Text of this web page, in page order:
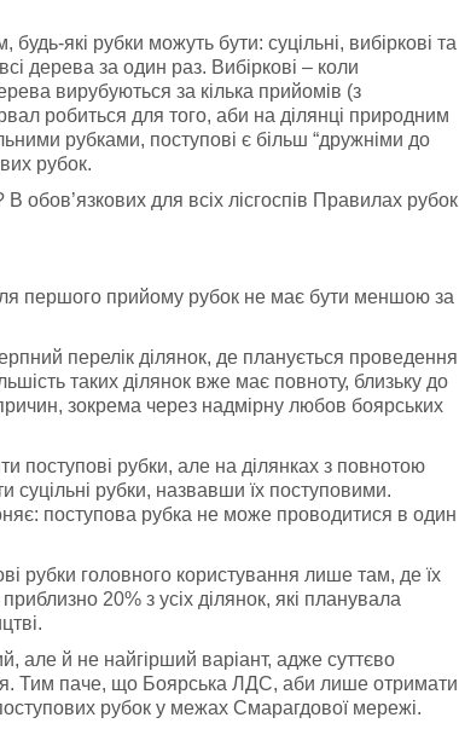
які рубки можуть бути: суцільні, вибіркові та
дерева за один раз. Вибіркові – коли
вирубуються за кілька прийомів (з
робиться для того, аби на ділянці природним
рубками, поступові є більш “дружніми до
рубок.
для всіх лісгоспів Правилах рубок
першого прийому рубок не має бути меншою за
перелік ділянок, де планується проведення
таких ділянок вже має повноту, близьку до
зокрема через надмірну любов боярських
поступові рубки, але на ділянках з повнотою
рубки, назвавши їх поступовими.
поступова рубка не може проводитися в один
рубки головного користування лише там, де їх
20% з усіх ділянок, які планувала
але й не найгірший варіант, адже суттєво
Тим паче, що Боярська ЛДС, аби лише отримати
рубок у межах Смарагдової мережі.